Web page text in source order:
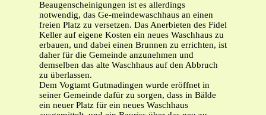
Beaugenscheinigungen ist es allerdings
notwendig, das Ge-meindewaschhaus an einen
freien Platz zu versetzen. Das Anerbieten des Fidel
Keller auf eigene Kosten ein neues Waschhaus zu
erbauen, und dabei einen Brunnen zu errichten, ist
daher für die Gemeinde anzunehmen und
demselben das alte Waschhaus auf den Abbruch
zu überlassen.
Dem Vogtamt Gutmadingen wurde eröffnet in
seiner Gemeinde dafür zu sorgen, dass in Bälde
ein neuer Platz für ein neues Waschhaus